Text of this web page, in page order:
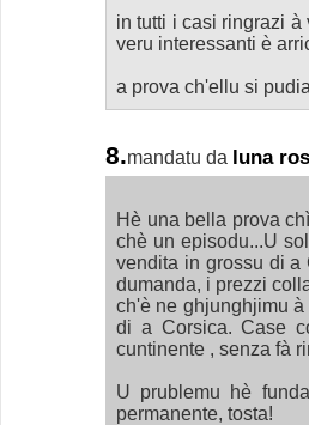
in tutti i casi ringrazi
veru interessanti è
a prova ch'ellu si
8.mandatu da luna
Hè una bella prova
chè un episodu...U
vendita in grossu di a
dumanda, i prezzi
ch'è ne ghjunghjimu
di a Corsica. Case
cuntinente , senza fà
U prublemu hè
permanente, tosta!